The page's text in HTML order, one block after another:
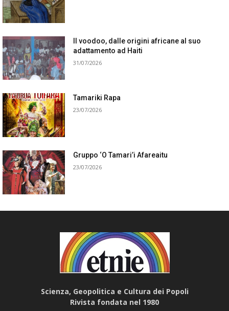
Il voodoo, dalle origini africane al suo
adattamento ad Haiti
31/07/2026
Tamariki Rapa
23/07/2026
Gruppo ‘O Tamari’i Afareaitu
23/07/2026
Scienza, Geopolitica e Cultura dei Popoli
Rivista fondata nel 1980